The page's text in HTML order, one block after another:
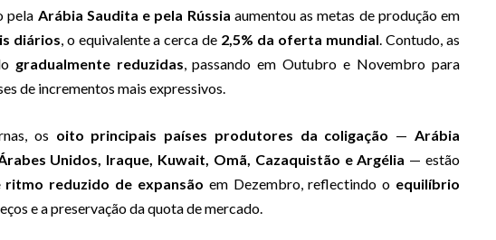
pela Arábia Saudita e pela Rússia aumentou as metas de produção em
diários, o equivalente a cerca de 2,5% da oferta mundial. Contudo, as
gradualmente reduzidas, passando em Outubro e Novembro para
de incrementos mais expressivos.
os oito principais países produtores da coligação —Arábia
Unidos, Iraque, Kuwait, Omã, Cazaquistão e Argélia — estão
ritmo reduzido de expansão em Dezembro, reflectindo o equilíbrio
e a preservação da quota de mercado.